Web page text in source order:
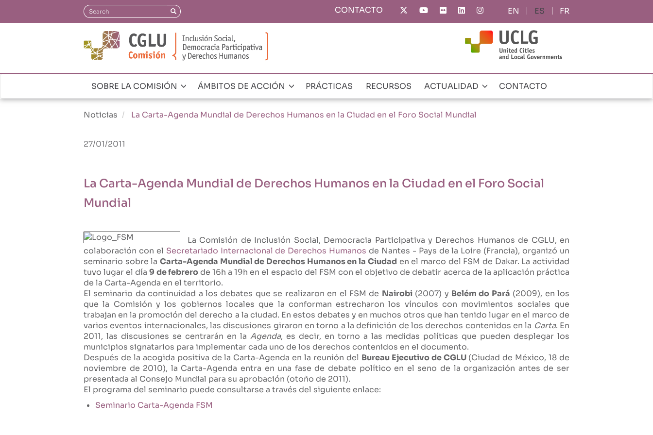
ES FR
Top
CONTACTO
Search Search
Navegación
principal
SOBRE LA COMISIÓN ÁMBITOS DE ACCIÓN PRÁCTICAS RECURSOS ACTUALIDAD CONTACTO
Noticias La Carta-Agenda Mundial de Derechos Humanos en la Ciudad en el Foro Social Mundial
27/01/2011
La Carta-Agenda Mundial de Derechos Humanos en la Ciudad en el Foro Social
Mundial
La Comisión de Inclusión Social, Democracia Participativa y Derechos Humanos de CGLU, en
colaboración con el Secretariado Internacional de Derechos Humanos de Nantes - Pays de la Loire (Francia), organizó un
seminario sobre laCarta-Agenda Mundialde Derechos Humanos en la Ciudad en el marco del FSM de Dakar. La actividad
tuvo lugar el día9 de febrerode 16h a 19h en el espacio del FSM con el objetivo de debatir acerca de la aplicación práctica
de la Carta-Agenda en el territorio.
El seminario da continuidad a los debates que se realizaron en el FSM de Nairobi(2007) y Belém do Pará (2009), en los
que la Comisión y los gobiernos locales que la conforman estrecharon los vínculos con movimientos sociales que
trabajan en la promoción del derecho a la ciudad. En estos debates y en muchos otros que han tenido lugar en el marco de
varios eventos internacionales, las discusiones giraron en torno a la definición de los derechos contenidos en la Carta. En
2011, las discusiones se centrarán en la Agenda, es decir, en torno a las medidas políticas que pueden desplegar los
municipios signatarios para implementar cada uno de los derechos contenidos en el documento.
Después de la acogida positiva de la Carta-Agenda en la reunión del Bureau Ejecutivo de CGLU(Ciudad de México, 18 de
noviembre de 2010), la Carta-Agenda entra en una fase de debate político en el seno de la organización antes de ser
presentada al Consejo Mundial para su aprobación (otoño de 2011).
El programa del seminario puede consultarse a través del siguiente enlace:
Seminario Carta-Agenda FSM